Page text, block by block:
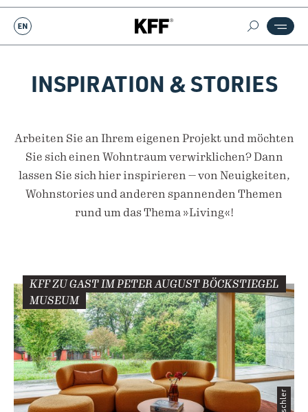
INSPIRATION & STORIES
Arbeiten Sie an Ihrem eigenen Projekt und möchten
Sie sich einen Wohntraum verwirklichen? Dann
lassen Sie sich hier inspirieren — von Neuigkeiten,
Wohnstories und anderen spannenden Themen
rund um das Thema »Living«!
KFF ZU GAST IM PETER AUGUST BÖCKSTIEGEL
MUSEUM